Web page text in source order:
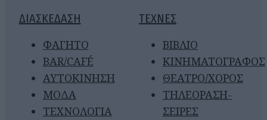
ΔΙΑΣΚΕΔΑΣΗ
ΦΑΓΗΤΟ
BAR/CAFÉ
ΑΥΤΟΚΙΝΗΣΗ
ΜΟΔΑ
ΤΕΧΝΟΛΟΓΙΑ
ΤΕΧΝΕΣ
ΒΙΒΛΙΟ
ΚΙΝΗΜΑΤΟΓΡΑΦΟΣ
ΘΕΑΤΡΟ/ΧΟΡΟΣ
ΤΗΛΕΟΡΑΣΗ-
ΣΕΙΡΕΣ